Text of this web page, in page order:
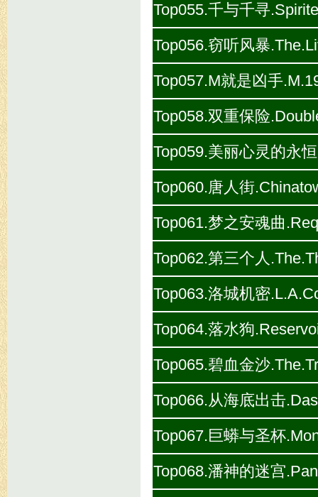
Top055.千与千寻
Top056.窃听风暴
Top057.M就是凶手
Top058.双重保险
Top059.美丽心灵的永
Top060.唐人街
Top061.梦之安魂曲
Top062.第三个人
Top063.洛城机密
Top064.落水狗
Top065.碧血金沙
Top066.从海底出击
Top067.巨蟒与圣杯
Top068.潘神的迷宫